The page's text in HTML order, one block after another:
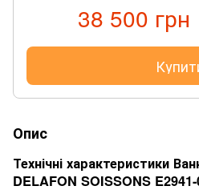
38 500 грн
Опис
Технічні характеристики
DELAFON SOISSONS